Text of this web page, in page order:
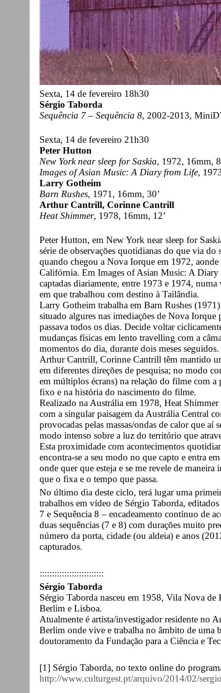
Sexta, 14 de fevereiro 18h30
Sérgio Taborda
Sequência 7 – Sequência 8, 2002-2013,
Sexta, 14 de fevereiro 21h30
Peter Hutton
New York near sleep for Saskia, 1972, 16mm,
Images of Asian Music: A Diary from Life,
Larry Gotheim
Barn Rushes, 1971, 16mm, 30’
Arthur Cantrill, Corinne Cantrill
Heat Shimmer, 1978, 16mm, 12’
Peter Hutton, em New York near sleep for
série de observações quotidianas do que via do
quando chegou a Nova Iorque em 1972,
Califórnia. Em Images of Asian Music: A
captadas diariamente, entre 1973 e 1974,
em que trabalhou com destino à Tailândia.
Larry Gotheim trabalha em Barn Rushes
situado algures nas imediações de Nova
passava todos os dias. Decide voltar
mudanças físicas em lento travelling com a
momentos do dia, durante dois meses seguidos.
Arthur Cantrill, Corinne Cantrill têm mantido
em diferentes direções de pesquisa; no modo
em múltiplos écrans) na relação do filme com
fixo e na história do nascimento do filme.
Realizado na Austrália em 1978, Heat
com a singular paisagem da Austrália Central
provocadas pelas massas/ondas de calor que aí
modo intenso sobre a luz do território que
Esta proximidade com acontecimentos
encontra-se a seu modo no que capto e entra
onde quer que esteja e se me revele de maneira
que o fixa e o tempo que passa.
No último dia deste ciclo, terá lugar uma
trabalhos em vídeo de Sérgio Taborda,
7 e Sequência 8 – encadeamento contínuo de
duas sequências (7 e 8) com durações muito
número da porta, cidade (ou aldeia) e anos
capturados.
::::::::::::::::::::::::::
Sérgio Taborda
Sérgio Taborda nasceu em 1958, Vila Nova
Berlim e Lisboa.
Atualmente é artista/investigador residente no
Berlim onde vive e trabalha no âmbito de uma
doutoramento da Fundação para a Ciência e
[1] Sérgio Taborda, no texto online do
http://www.culturgest.pt/arquivo/2014/02/